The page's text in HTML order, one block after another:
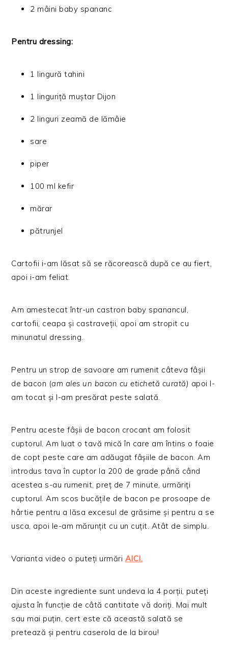
2 mâini baby spananc
Pentru dressing:
1 lingură tahini
1 linguriță muștar Dijon
2 linguri zeamă de lămâie
sare
piper
100 ml kefir
mărar
pătrunjel
Cartofii i-am lăsat să se răcorească după ce au fiert,
apoi i-am feliat.
Am amestecat într-un castron baby spanancul,
cartofii, ceapa și castraveții, apoi am stropit cu
minunatul dressing.
Pentru un strop de savoare am rumenit câteva fâșii
de bacon (am ales un bacon cu etichetă curată) apoi l-
am tocat și l-am presărat peste salată.
Pentru aceste fâșii de bacon crocant am folosit
cuptorul. Am luat o tavă mică în care am întins o foaie
de copt peste care am adăugat fâșiile de bacon. Am
introdus tava în cuptor la 200 de grade până când
acestea s-au rumenit, preț de 7 minute, urmăriți
cuptorul. Am scos bucățile de bacon pe prosoape de
hârtie pentru a lăsa excesul de grăsime și pentru a se
usca, apoi le-am mărunțit cu un cuțit. Atât de simplu.
Varianta video o puteți urmări AICI.
Din aceste ingrediente sunt undeva la 4 porții, puteți
ajusta în funcție de câtă cantitate vă doriți. Mai mult
sau mai puțin, cert este că această salată se
pretează și pentru caserola de la birou!